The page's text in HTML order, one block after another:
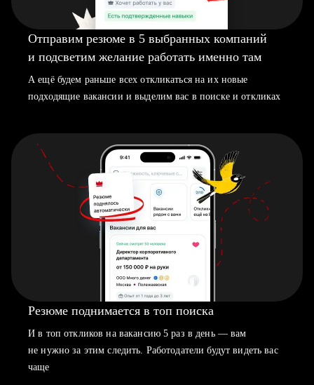
Отправим резюме в 5 выбранных компаний
и подсветим желание работать именно там
А ещё будем раньше всех откликаться на их новые
подходящие вакансии и выделим вас в поиске и откликах
Резюме поднимается в топ поиска
И в топ откликов на вакансию 5 раз в день — вам
не нужно за этим следить. Работодатели будут видеть вас
чаще